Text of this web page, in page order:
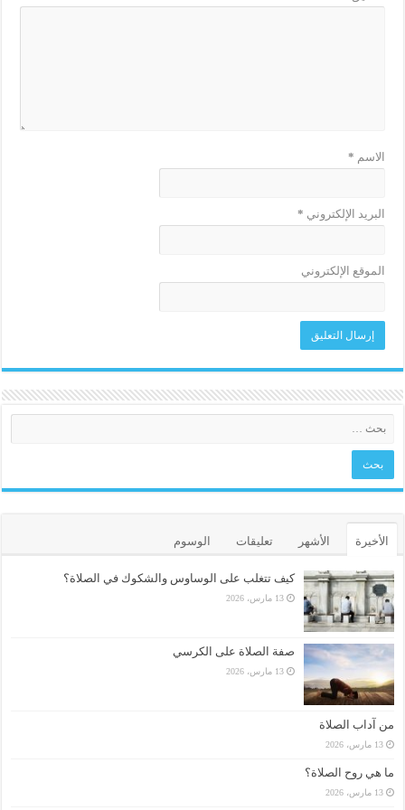
الاسم *
البريد الإلكتروني *
الموقع الإلكتروني
الأخيرة الأشهر تعليقات الوسوم
كيف تتغلب على الوساوس والشكوك في الصلاة؟
13 مارس، 2026
صفة الصلاة على الكرسي
13 مارس، 2026
من آداب الصلاة
13 مارس، 2026
ما هي روح الصلاة؟
13 مارس، 2026